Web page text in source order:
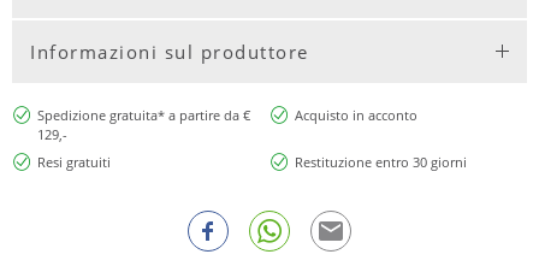
Informazioni sul produttore
Spedizione gratuita* a partire da €
129,-
Acquisto in acconto
Resi gratuiti Restituzione entro 30 giorni